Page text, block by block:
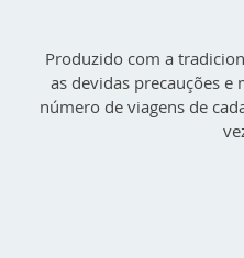
Produzido com a
as devidas precauções
número de viagens de